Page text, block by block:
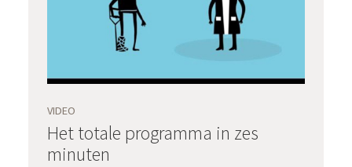
VIDEO
Het totale programma in zes
minuten